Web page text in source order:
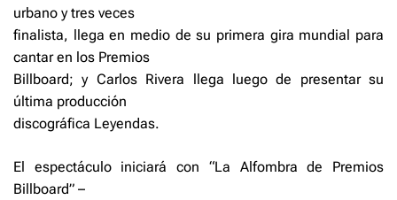
urbano y tres veces
finalista, llega en medio de su primera gira mundial para
cantar en los Premios
Billboard; y Carlos Rivera llega luego de presentar su
última producción
discográfica Leyendas.
El espectáculo iniciará con “La Alfombra de Premios
Billboard” –